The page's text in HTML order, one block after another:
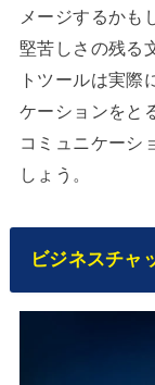
メージするかも
堅苦しさの残る
トツールは実際
ケーションをと
コミュニケーシ
しょう。
ビジネスチャ